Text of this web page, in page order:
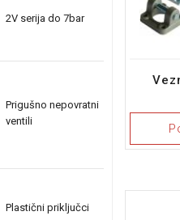
2V serija do 7bar
Prigušno nepovratni
ventili
Plastični priključci